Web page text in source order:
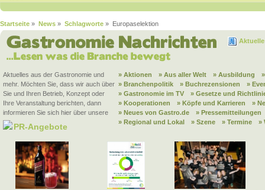
Startseite » News » Schlagworte » Europaselektion
Aktuelles aus der Gastronomie und
mehr. Möchten Sie, dass wir auch über
Sie und Ihren Betrieb, Konzept oder
Ihre Veranstaltung berichten, dann
informieren Sie sich hier über unsere
PR-Angebote
» Aktionen » Aus aller Welt » Ausbildung
» Branchenpolitik
» Buchrezensionen
»
» Gastronomie im TV
» Gesetze und
» Kooperationen
» Köpfe und Karrieren
»
» Neues von Gastro.de
» Pressemitteilungen
» Regional und Lokal
» Szene » Termine »